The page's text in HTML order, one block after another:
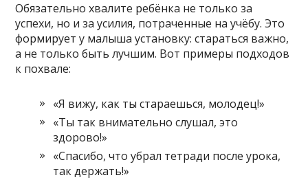
Обязательно хвалите ребёнка не только за
успехи, но и за усилия, потраченные на учёбу. Это
формирует у малыша установку: стараться важно,
а не только быть лучшим. Вот примеры подходов
к похвале:
«Я вижу, как ты стараешься, молодец!»
«Ты так внимательно слушал, это
здорово!»
«Спасибо, что убрал тетради после урока,
так держать!»